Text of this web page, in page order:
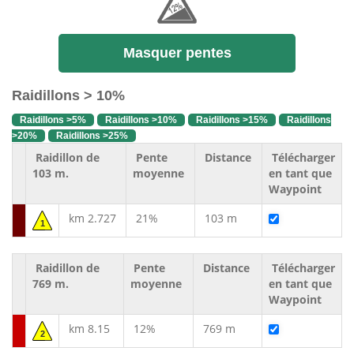
Masquer pentes
Raidillons > 10%
Raidillons >5% Raidillons >10% Raidillons >15%
Raidillons
>20%
Raidillons >25%
Raidillon de
103 m.
Pente
moyenne
Distance
Télécharger
en tant que
Waypoint
1 km 2.727 21% 103 m
Raidillon de
769 m.
Pente
moyenne
Distance
Télécharger
en tant que
Waypoint
2 km 8.15 12% 769 m